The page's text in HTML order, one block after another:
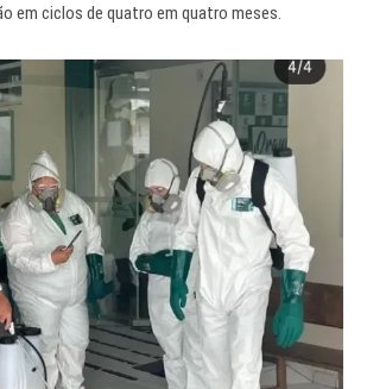
em ciclos de quatro em quatro meses.